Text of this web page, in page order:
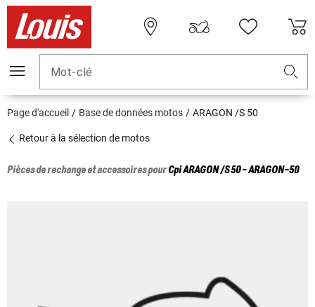
Mot-clé
Page d'accueil Base de données motos ARAGON /S 50
Retour à la sélection de motos
Pièces de rechange et accessoires pourCpiARAGON /S 50 - ARAGON-50